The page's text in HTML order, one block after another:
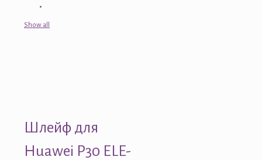
Show all
Шлейф для
Huawei P30 ELE-